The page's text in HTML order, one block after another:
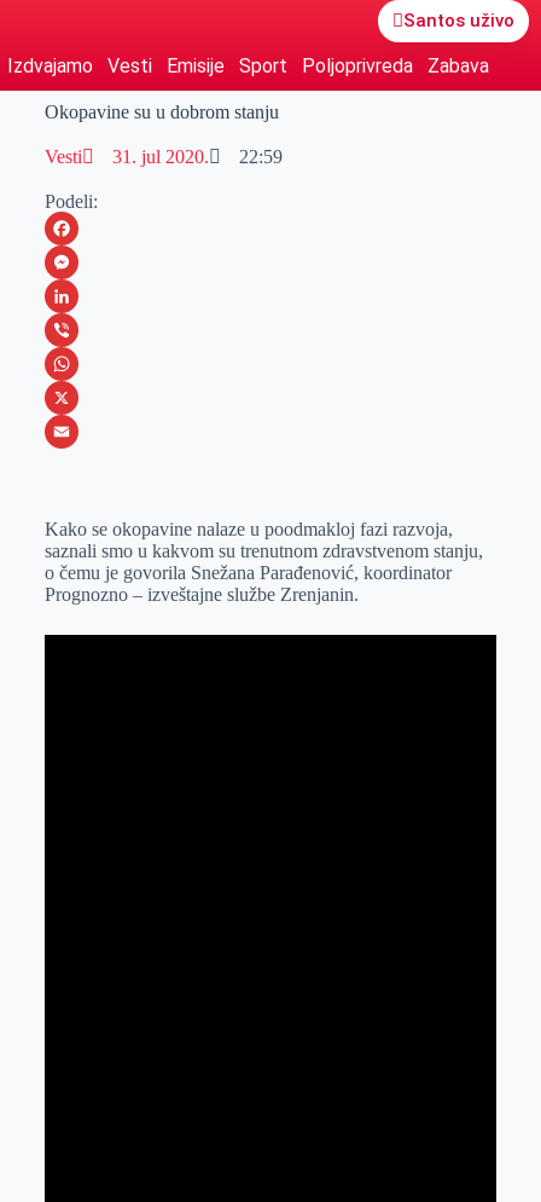
Santos uživo
Izdvajamo Vesti Emisije Sport Poljoprivreda Zabava
Okopavine su u dobrom stanju
Vesti 31. jul 2020. 22:59
Podeli:
F
a
c
e
b
o
M
e
s
s
e
e
r
L
i
n
k
I
n
V
i
b
W
h
s
A
p
p
X
a
i
l
Kako se okopavine nalaze u poodmakloj fazi razvoja,
saznali smo u kakvom su trenutnom zdravstvenom stanju,
o čemu je govorila Snežana Parađenović, koordinator
Prognozno – izveštajne službe Zrenjanin.